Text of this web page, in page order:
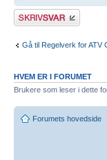
Skriv et svar
Gå til Regelverk for ATV
HVEM ER I FORUMET
Brukere som leser i dette
Forumets hovedside